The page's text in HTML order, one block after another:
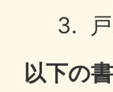
以下の